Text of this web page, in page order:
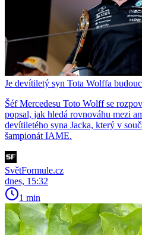
Je devítiletý syn Tota Wolffa
Šéf Mercedesu Toto Wolff se
popsal, jak hledá rovnováhu mezi
devítiletého syna Jacka, který v
šampionát IAME.
SvětFormule.cz
dnes, 15:32
1 min